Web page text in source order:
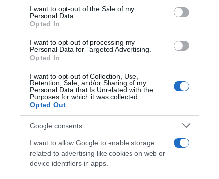
consent section.
I want to opt-out of the Sale of my
Personal Data.
Opted In
I want to opt-out of processing my
Personal Data for Targeted Advertising.
Opted In
I want to opt-out of Collection, Use,
Retention, Sale, and/or Sharing of my
Personal Data that Is Unrelated with the
Purposes for which it was collected.
Opted Out
Google consents
I want to allow Google to enable storage
related to advertising like cookies on web or
device identifiers in apps.
Σχόλια
Σχολίασε εδώ
50 /50
σημείο